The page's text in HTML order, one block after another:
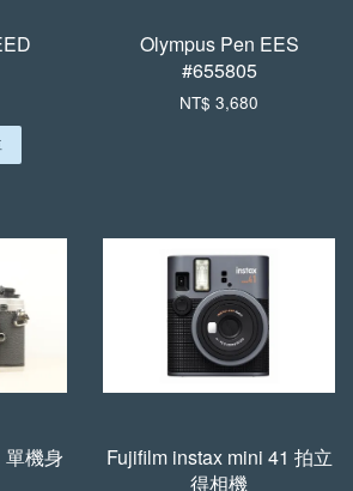
Olympus Pen EES
#655805
NT$ 3,680
機身
Fujifilm instax mini 41 拍立
得相機